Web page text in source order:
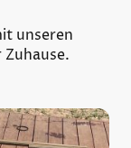
mit unseren